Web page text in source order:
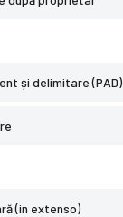
și delimitare (PAD)
(in extenso)